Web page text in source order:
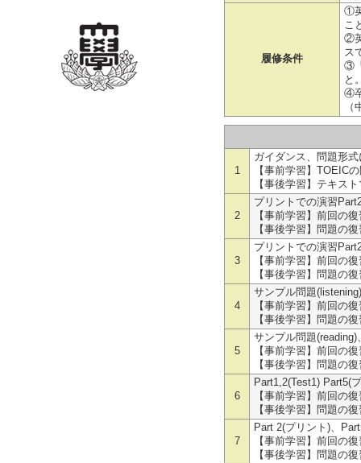
履修条件
①
こ
②
ス
③
と
④
1
ガイダンス、問題形
【事前学習】TOEIC
【事後学習】テキス
2
プリントでの演習
【事前学習】前回の
【事後学習】問題の
3
プリントでの演習
【事前学習】前回の
【事後学習】問題の
4
サンプル問題
【事前学習】前回の
【事後学習】問題の
5
サンプル問題(reading)
【事前学習】前回の
【事後学習】問題の
6
Part1,2(Test1) Part5(
【事前学習】前回の
【事後学習】問題の
7
Part 2(プリント)、
【事前学習】前回の
【事後学習】問題の